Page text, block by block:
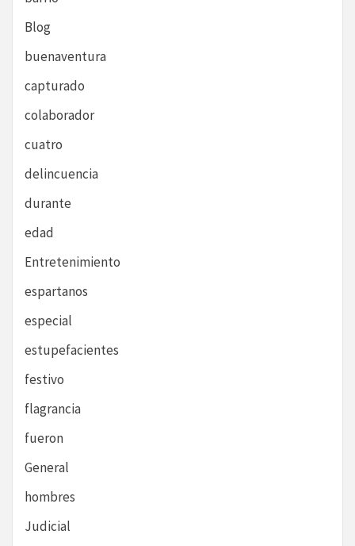
Blog
buenaventura
capturado
colaborador
cuatro
delincuencia
durante
edad
Entretenimiento
espartanos
especial
estupefacientes
festivo
flagrancia
fueron
General
hombres
Judicial